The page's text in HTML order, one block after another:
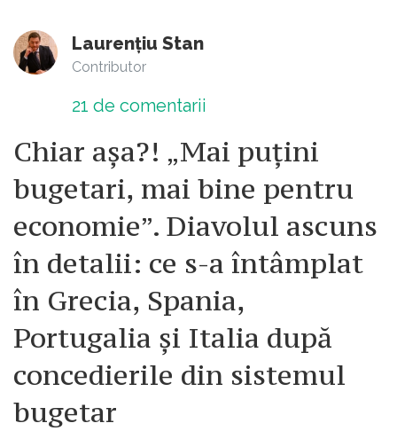
Laurențiu Stan
Contributor
21 de comentarii
Chiar așa?! „Mai puțini
bugetari, mai bine pentru
economie”. Diavolul ascuns
în detalii: ce s-a întâmplat
în Grecia, Spania,
Portugalia și Italia după
concedierile din sistemul
bugetar